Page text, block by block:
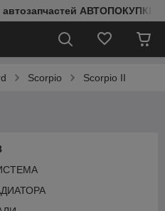
автозапчастей АВТОПОКУПКИ
Scorpio Scorpio II